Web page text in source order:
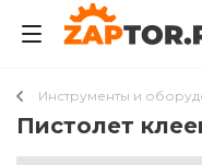
Инструменты и
Пистолет